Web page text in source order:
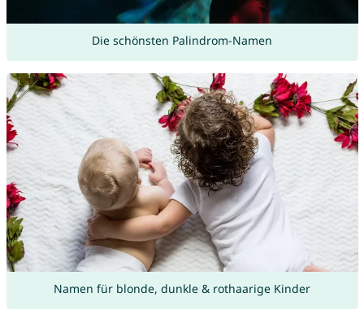
Die schönsten Palindrom-Namen
Namen für blonde, dunkle & rothaarige Kinder